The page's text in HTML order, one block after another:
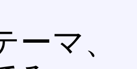
ーマ、